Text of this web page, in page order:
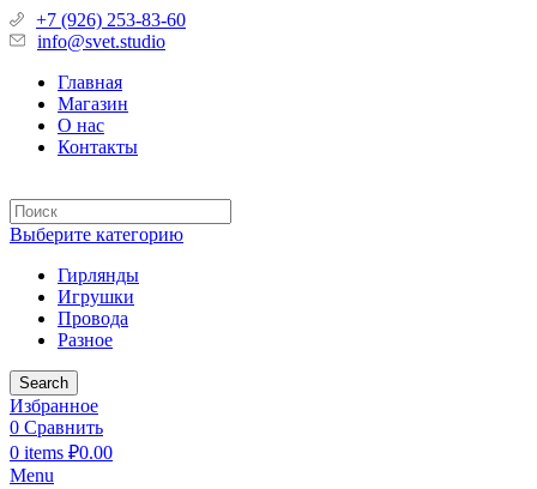
+7 (926) 253-83-60
info@svet.studio
Главная
Магазин
О нас
Контакты
Выберите категорию
Гирлянды
Игрушки
Провода
Разное
Search
Избранное
0 Сравнить
0 items ₽0.00
Menu